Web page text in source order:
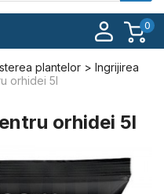
0
plantelor
Ingrijirea
orhidei 5l
orhidei 5l